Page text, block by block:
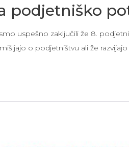
podjetniško
uspešno zaključili že 8.
o podjetništvu ali že